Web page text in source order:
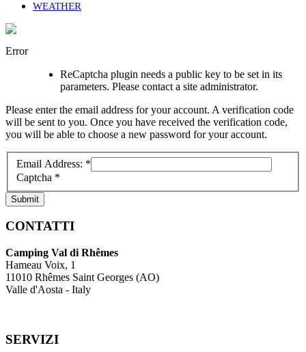
WEATHER
Error
ReCaptcha plugin needs a public key to be set in its
parameters. Please contact a site administrator.
Please enter the email address for your account. A verification code
will be sent to you. Once you have received the verification code,
you will be able to choose a new password for your account.
Email Address: *
Captcha *
Submit
CONTATTI
Camping Val di Rhêmes
Hameau Voix, 1
11010 Rhêmes Saint Georges (AO)
Valle d'Aosta - Italy
SERVIZI